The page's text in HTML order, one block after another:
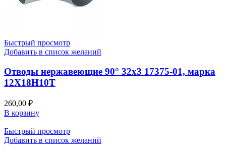
Быстрый просмотр
Добавить в список желаний
Отводы нержавеющие 90° 32х3 17375-01, марка
12Х18Н10Т
260,00 ₽
В корзину
Быстрый просмотр
Добавить в список желаний